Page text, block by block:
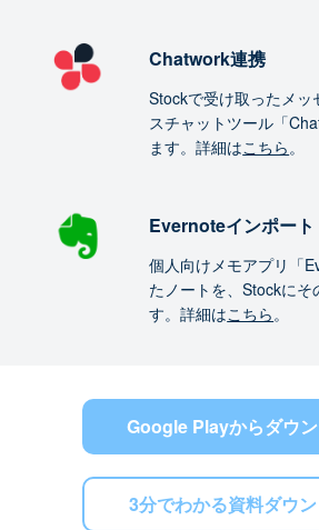
Chatwork連携
Stockで受け取ったメッ
スチャットツール「
ます。詳細はこちら。
Evernoteインポート
個人向けメモアプリ「
たノートを、Stockにそ
す。詳細はこちら。
Google Playからダウ
3分でわかる資料ダウ